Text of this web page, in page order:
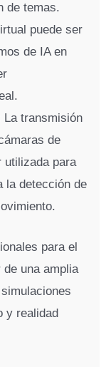
de temas.
puede ser
de IA en
La transmisión
de
utilizada para
la detección de
para el
de una amplia
y realidad